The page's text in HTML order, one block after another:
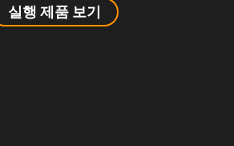
실행 제품 보기